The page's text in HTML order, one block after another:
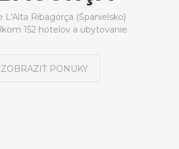
L'Alta Ribagorça (Španielsko)
152 hotelov a ubytovanie.
ZOBRAZIŤ PONUKY